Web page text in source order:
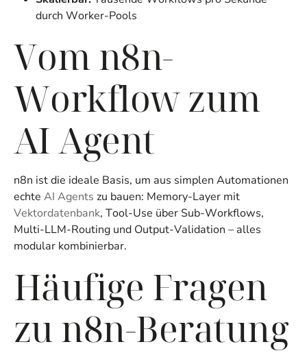
durch Worker-Pools
Vom n8n-
Workflow zum
AI Agent
n8n ist die ideale Basis, um aus simplen Automationen
echte AI Agents zu bauen: Memory-Layer mit
Vektordatenbank, Tool-Use über Sub-Workflows,
Multi-LLM-Routing und Output-Validation – alles
modular kombinierbar.
Häufige Fragen
zu n8n-Beratung